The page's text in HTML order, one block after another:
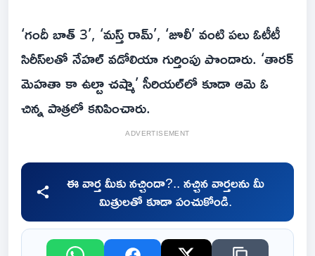
‘గందీ బాత్ 3’, ‘మస్త్ రామ్’, ‘జూలీ’ వంటి పలు ఓటీటీ
సిరీస్‌లతో నేహల్ వడోలియా గుర్తింపు పొందారు. ‘తారక్
మెహతా కా ఉల్టా చష్మా’ సీరియల్‌లో కూడా ఆమె ఓ
చిన్న పాత్రలో కనిపించారు.
ADVERTISEMENT
ఈ వార్త మీకు నచ్చిందా?.. నచ్చిన వార్తలను మీ
మిత్రులతో కూడా పంచుకోండి.